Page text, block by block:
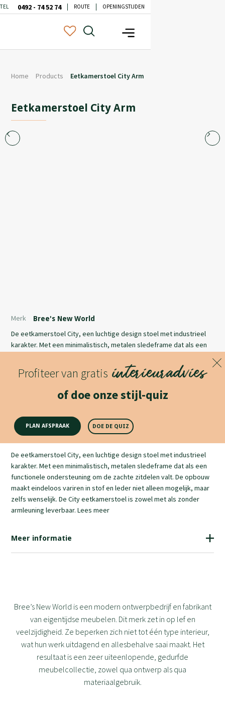
TEL 0492 - 74 52 74 ROUTE OPENINGSTIJDEN
Home Products Eetkamerstoel City Arm
Eetkamerstoel City Arm
De eetkamerstoel City, een luchtige design stoel met industrieel
karakter. Met een minimalistisch, metalen sledeframe dat als een
maakt eindeloos variren in stof en leder niet alleen mogelijk, maar
zelfs wenselijk. De City eetkamerstoel is zowel met als zonder
armleuning leverbaar. Lees meer
Lees meer
Merk Bree's New World
Profiteer van gratis interieuradvies
of doe onze stijl-quiz
PLAN AFSPRAAK DOE DE QUIZ
Productomschrijving
De eetkamerstoel City, een luchtige design stoel met industrieel
karakter. Met een minimalistisch, metalen sledeframe dat als een
functionele ondersteuning om de zachte zitdelen valt. De opbouw
maakt eindeloos variren in stof en leder niet alleen mogelijk, maar
zelfs wenselijk. De City eetkamerstoel is zowel met als zonder
armleuning leverbaar. Lees meer
Meer informatie
Bree’s New World is een modern ontwerpbedrijf en fabrikant
van eigentijdse meubelen. Dit merk zet in op lef en
veelzijdigheid. Ze beperken zich niet tot één type interieur,
wat hun werk uitdagend en allesbehalve saai maakt. Het
resultaat is een zeer uiteenlopende, gedurfde
meubelcollectie, zowel qua ontwerp als qua
materiaalgebruik.